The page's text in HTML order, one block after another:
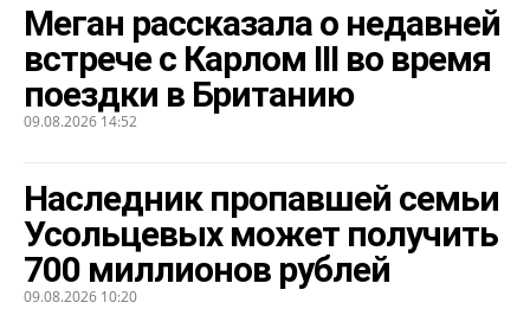
Меган рассказала о недавней
встрече с Карлом III во время
поездки в Британию
09.08.2026 14:52
Наследник пропавшей семьи
Усольцевых может получить
700 миллионов рублей
09.08.2026 10:20